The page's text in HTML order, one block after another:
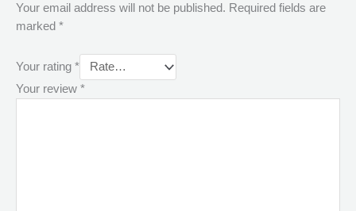
Your email address will not be published. Required fields are
marked *
Your rating *
Your review *